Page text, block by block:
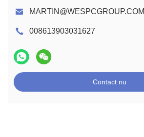
MARTIN@WESPCGROUP.COM
008613903031627
Contact nu